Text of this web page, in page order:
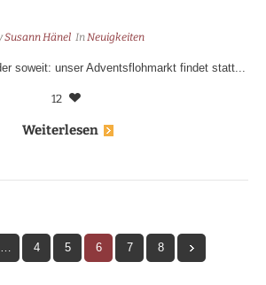
Susann Hänel InNeuigkeiten
soweit: unser Adventsflohmarkt findet statt...
12
Weiterlesen
… 4 5 6 7 8